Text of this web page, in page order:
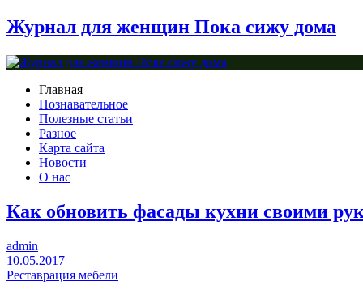
Журнал для женщин Пока сижу дома
Главная
Познавательное
Полезные статьи
Разное
Карта сайта
Новости
О нас
Как обновить фасады кухни своими
admin
10.05.2017
Реставрация мебели